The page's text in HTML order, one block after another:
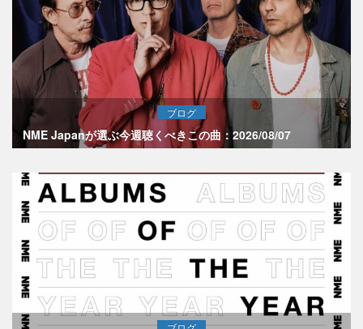
ブログ
NME Japanが選ぶ今週聴くべきこの曲：2026/08/07